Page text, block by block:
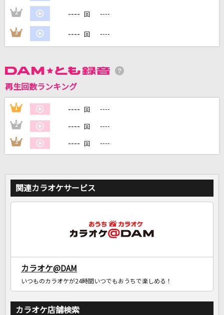
DAMの新曲・ランキングなど
DAMに会員登録・ログインして
カラオケをもっと楽しもう！
2 ---- 回 ----
3 ---- 回 ----
再生回数ランキング
1 ---- 回 ----
2 ---- 回 ----
3 ---- 回 ----
関連カラオケサービス
カラオケ@DAM
いつものカラオケが24時間いつでもおうちで楽しめる！
カラオケ店舗検索